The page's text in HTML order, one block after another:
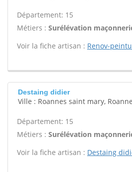
Département: 15
Métiers : Surélévation
Voir la fiche artisan : Renov-
Destaing didier
Ville : Roannes saint mary,
Département: 15
Métiers : Surélévation
Voir la fiche artisan : Destaing